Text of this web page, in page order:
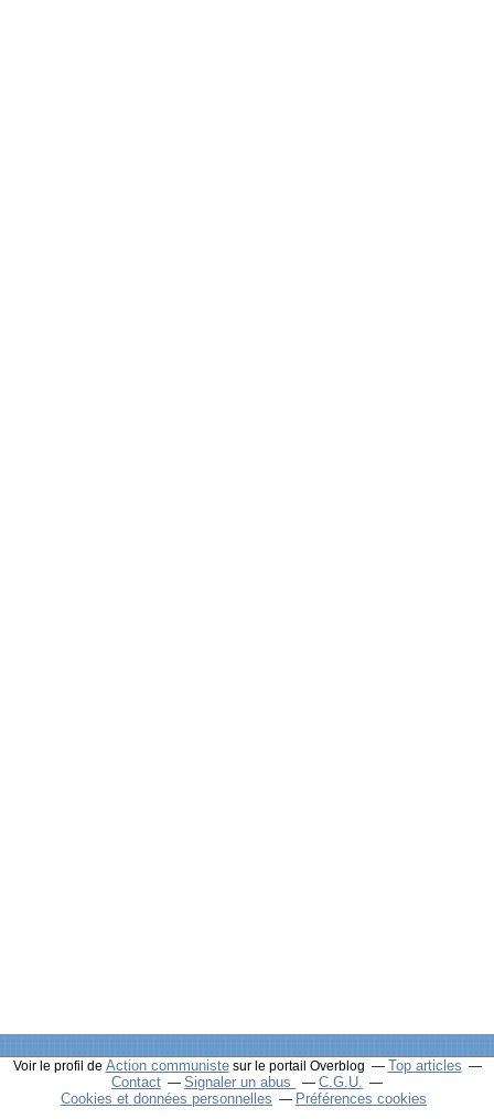
Voir le profil de Action communistesur le portail Overblog
Top articles
Contact
Signaler un abus
C.G.U.
Cookies et données personnelles
Préférences cookies